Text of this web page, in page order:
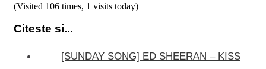
(Visited 106 times, 1 visits today)
Citeste si...
[SUNDAY SONG] ED SHEERAN – KISS